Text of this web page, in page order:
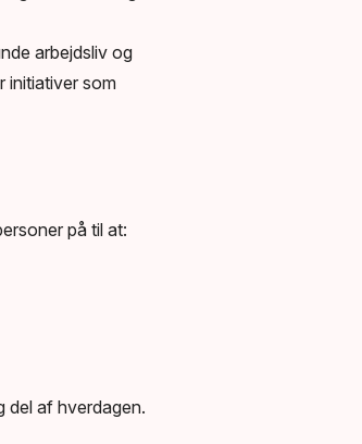
arbejdsliv og
initiativer som
på til at:
del af hverdagen.